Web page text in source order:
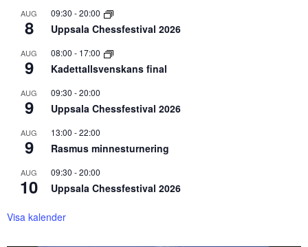
AUG
8
09:30 -20:00
Uppsala Chessfestival 2026
AUG
9
08:00 - 17:00
Kadettallsvenskans final
AUG
9
09:30 -20:00
Uppsala Chessfestival 2026
AUG
9
13:00 -22:00
Rasmus minnesturnering
AUG
10
09:30 -20:00
Uppsala Chessfestival 2026
Visa kalender